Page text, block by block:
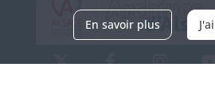
En savoir plus